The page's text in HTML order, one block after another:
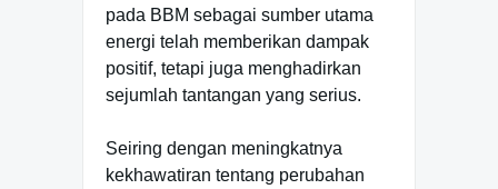
pada BBM sebagai sumber utama
energi telah memberikan dampak
positif, tetapi juga menghadirkan
sejumlah tantangan yang serius.
Seiring dengan meningkatnya
kekhawatiran tentang perubahan